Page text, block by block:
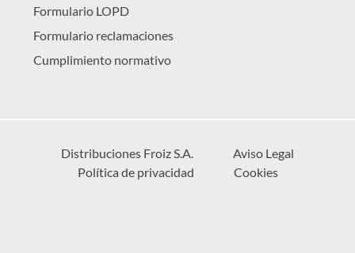
Formulario LOPD
Formulario reclamaciones
Cumplimiento normativo
Distribuciones Froiz S.A.
Aviso Legal
Política de privacidad
Cookies